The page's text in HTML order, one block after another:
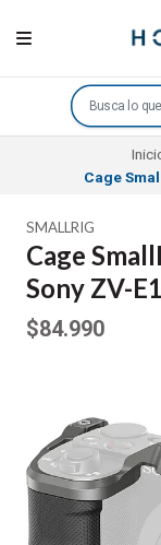
Cage
SMALLRIG
Cage
Sony ZV-
$84.990